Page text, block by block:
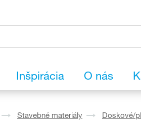
Inšpirácia O nás
Stavebné materiály Doskové/